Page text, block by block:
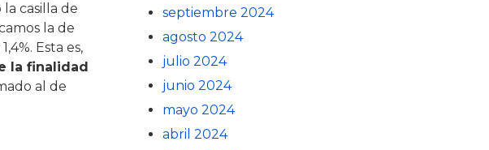
casilla de
la de
Esta es,
la finalidad
al de
septiembre 2024
agosto 2024
julio 2024
junio 2024
mayo 2024
abril 2024